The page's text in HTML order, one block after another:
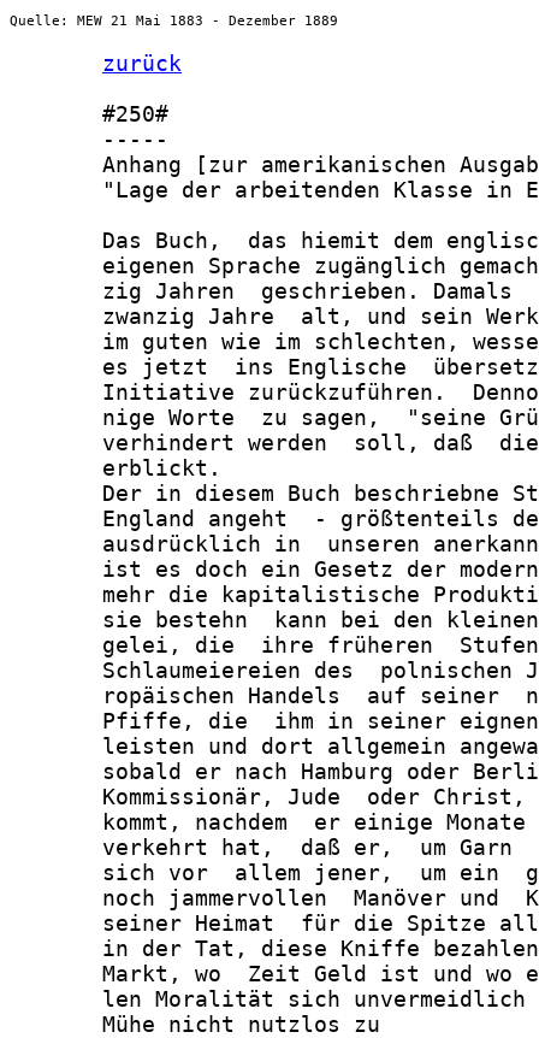
Quelle: MEW 21 Mai 1883 - Dezember 1889
zurück